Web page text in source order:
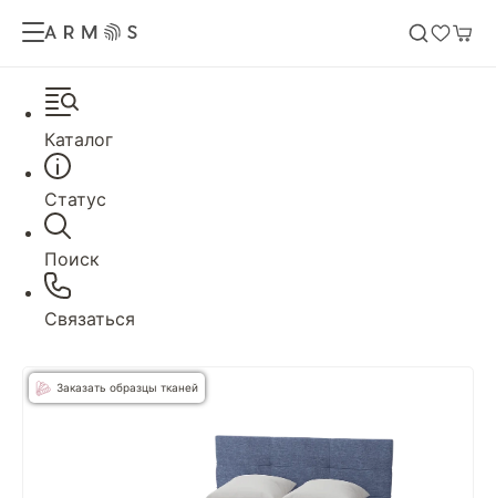
Каталог
Статус
Поиск
Связаться
Заказать образцы тканей